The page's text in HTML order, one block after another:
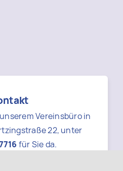
Vereinsbüro in
22, unter
für Sie da.